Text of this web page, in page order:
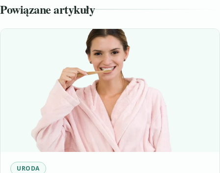
Powiązane artykuły
URODA